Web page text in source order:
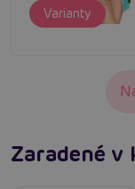
Varianty
Zaradené v